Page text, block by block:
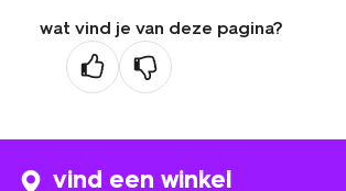
wat vind je van deze pagina?
vind een winkel